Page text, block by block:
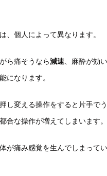
、個人によって異なります。
ら痛そうなら減速 、麻酔が効
になります。
し変える操作をすると片手で
合な操作が増えてしまいます。
が痛み感覚を生んでしまってい